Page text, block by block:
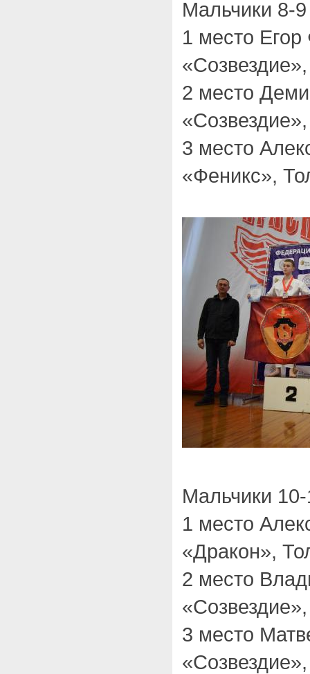
Мальчики 8-9
1 место
2 место
3 место
«Феникс»,
Мальчики 10-
1 место
«Дракон»,
2 место
3 место